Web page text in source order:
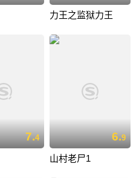
力王之监狱力王
7.4 6.9
山村老尸1